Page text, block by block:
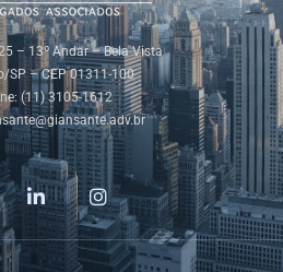
– 13º Andar – Bela Vista
SP – CEP 01311-100
(11) 3105-1612